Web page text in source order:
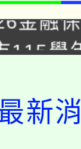
)教師
金融
動
115學
)教師
校115
)教師
國文
新